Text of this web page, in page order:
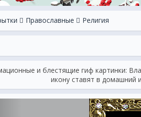
Православные Религия
и блестящие гиф картинки:
икону ставят в домашний